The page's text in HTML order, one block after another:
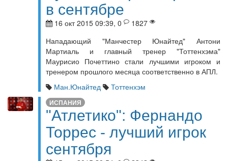
в сентябре
16 окт 2015 09:39, 0
1827
Нападающий "Манчестер Юнайтед" Антони
Мартиаль и главный тренер "Тоттенхэма"
Маурисио Почеттино стали лучшими игроком и
тренером прошлого месяца соответственно в АПЛ.
Ман.Юнайтед
Тоттенхэм
ИСПАНИЯ
"Атлетико": Фернандо
Торрес - лучший игрок
сентября